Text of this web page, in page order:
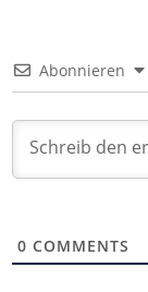
Abonnieren
0 COMMENTS